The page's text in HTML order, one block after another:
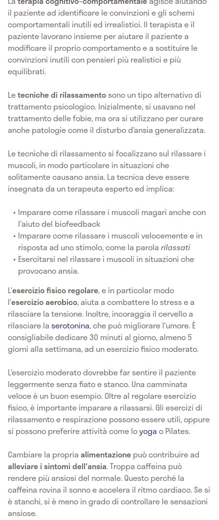
il paziente ad identificare le convinzioni e gli schemi
comportamentali inutili ed irrealistici. Il terapista e il
paziente lavorano insieme per aiutare il paziente a
modificare il proprio comportamento e a sostituire le
convinzioni inutili con pensieri più realistici e più
equilibrati.
Letecniche di rilassamento sono un tipo alternativo di
trattamento psicologico. Inizialmente, si usavano nel
trattamento delle fobie, ma ora si utilizzano per curare
anche patologie come il disturbo d’ansia generalizzata.
Le tecniche di rilassamento si focalizzano sul rilassare i
muscoli, in modo particolare in situazioni che
solitamente causano ansia. La tecnica deve essere
insegnata da un terapeuta esperto ed implica:
Imparare come rilassare i muscoli magari anche con
l'aiuto del biofeedback
Imparare come rilassare i muscoli velocemente e in
risposta ad uno stimolo, come la parolarilassati
Esercitarsi nel rilassare i muscoli in situazioni che
provocano ansia.
L’esercizio fisico regolare, e in particolar modo
l’esercizio aerobico, aiuta a combattere lo stress e a
rilasciare la tensione. Inoltre, incoraggia il cervello a
rilasciare la serotonina, che può migliorare l’umore. È
consigliabile dedicare 30 minuti al giorno, almeno 5
giorni alla settimana, ad un esercizio fisico moderato.
L’esercizio moderato dovrebbe far sentire il paziente
leggermente senza fiato e stanco. Una camminata
veloce è un buon esempio. Oltre al regolare esercizio
fisico, è importante imparare a rilassarsi. Gli esercizi di
rilassamento e respirazione possono essere utili, oppure
si possono preferire attività come loyoga o Pilates.
Cambiare la propria alimentazione può contribuire ad
alleviare i sintomi dell'ansia. Troppa caffeina può
rendere più ansiosi del normale. Questo perché la
caffeina rovina il sonno e accelera il ritmo cardiaco. Se si
è stanchi, si è meno in grado di controllare le sensazioni
ansiose.